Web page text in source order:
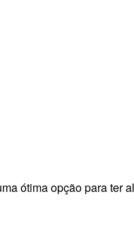
ótima opção para ter